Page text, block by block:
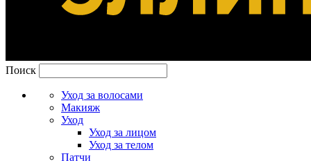
Поиск
Уход за волосами
Макияж
Уход
Уход за лицом
Уход за телом
Патчи